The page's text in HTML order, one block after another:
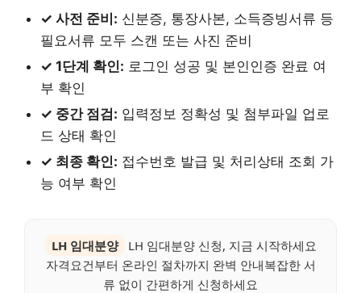
✓ 사전 준비: 신분증, 통장사본, 소득증빙서류 등
필요서류 모두 스캔 또는 사진 준비
✓ 1단계 확인: 로그인 성공 및 본인인증 완료 여
부 확인
✓ 중간 점검: 입력정보 정확성 및 첨부파일 업로
드 상태 확인
✓ 최종 확인: 접수번호 발급 및 처리상태 조회 가
능 여부 확인
LH 임대분양
LH 임대분양 신청, 지금 시작하세요
자격요건부터 온라인 절차까지 완벽 안내복잡한 서
류 없이 간편하게 신청하세요